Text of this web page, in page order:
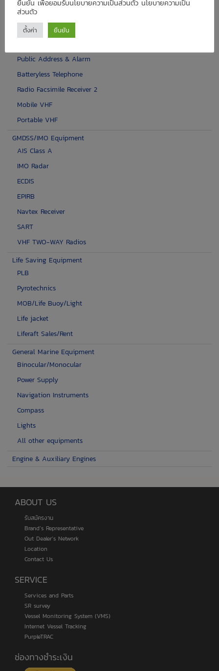
CB Radio
Digital Radio
Public Address & Alarm
Batteryless Telephone
Radio Facsimile Receiver 2
Mobile VHF
Portable VHF
GMDSS/IMO Equipment
AIS Class A
IMO Radar
ECDIS
EPIRB
Navtex Receiver
SART
VHF TWO-WAY Radios
Life Saving Equipment
PLB
Pyrotechnics
MOB/Life Buoy/Light
Life jacket
Liferaft Sales/Rent
General Marine Equipment
Binocular/Monocular
Power Supply
Navigation Instruments
Compass
Lights
All other equipments
Engine & Auxiliary Engines
ABOUT US
รับสมัครงาน
Brand’s Representative
Out Dealer’s Network
Location
Contact Us
SERVICE
Services and Parts
SR survey
Vessel Monitoring System (VMS)
Internet Vessel Tracking
PurpleTRAC
ช่องทางชำระเงิน
ยืนยัน เพื่อยอมรับนโยบายความเป็นส่วนตัว นโยบายความเป็น
ส่วนตัว
ตั้งค่า ยืนยัน